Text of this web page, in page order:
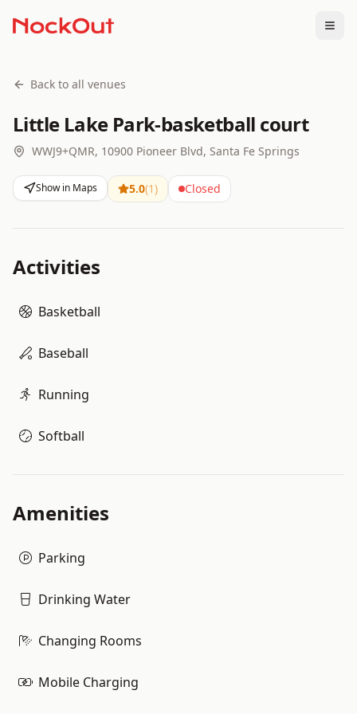
Back to all venues
Little Lake Park-basketball court
WWJ9+QMR, 10900 Pioneer Blvd, Santa Fe Springs
Show in Maps 5.0(1) Closed
Activities
Basketball
Baseball
Running
Softball
Amenities
Parking
Drinking Water
Changing Rooms
Mobile Charging